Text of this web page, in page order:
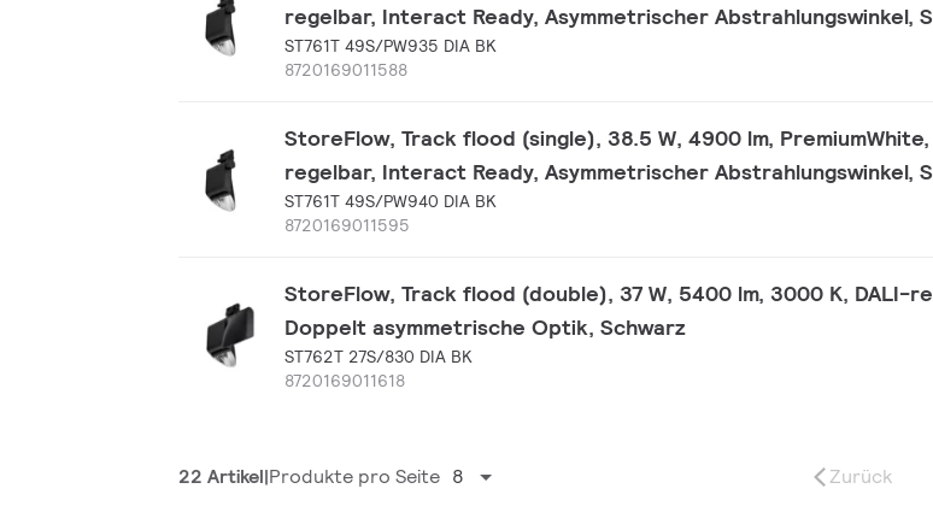
regelbar, Interact Ready, Asymmetrischer Abstrahlungswinkel,
ST761T 49S/PW935 DIA BK
8720169011588
StoreFlow, Track flood (single), 38.5 W, 4900 lm,
regelbar, Interact Ready, Asymmetrischer Abstrahlungswinkel,
ST761T 49S/PW940 DIA BK
8720169011595
StoreFlow, Track flood (double), 37 W, 5400 lm, 3000 K, DALI-
Doppelt asymmetrische Optik, Schwarz
ST762T 27S/830 DIA BK
8720169011618
22 Artikel Produkte pro Seite 8 Zurück